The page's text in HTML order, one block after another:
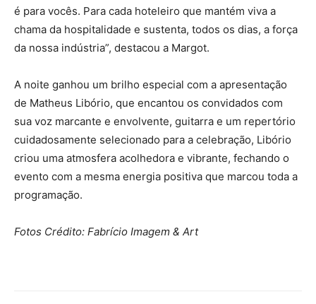
é para vocês. Para cada hoteleiro que mantém viva a
chama da hospitalidade e sustenta, todos os dias, a força
da nossa indústria”, destacou a Margot.
A noite ganhou um brilho especial com a apresentação
de Matheus Libório, que encantou os convidados com
sua voz marcante e envolvente, guitarra e um repertório
cuidadosamente selecionado para a celebração, Libório
criou uma atmosfera acolhedora e vibrante, fechando o
evento com a mesma energia positiva que marcou toda a
programação.
Fotos Crédito: Fabrício Imagem & Art